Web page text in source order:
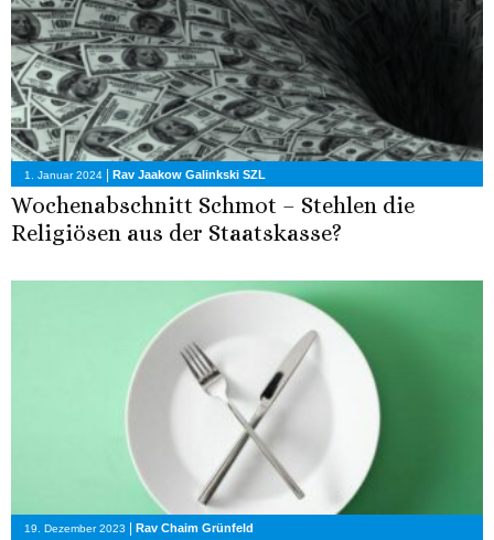
1. Januar 2024 Rav Jaakow Galinkski SZL
Wochenabschnitt Schmot – Stehlen die
Religiösen aus der Staatskasse?
19. Dezember 2023 | Rav Chaim Grünfeld